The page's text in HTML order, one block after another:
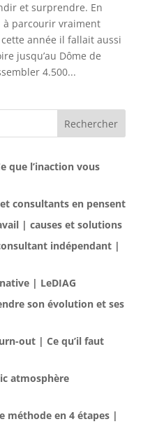
et surprendre. En
à parcourir vraiment
année il fallait aussi
jusqu’au Dôme de
4.500...
Rechercher
que l’inaction vous
consultants en pensent
| causes et solutions
indépendant |
| LeDIAG
son évolution et ses
out | Ce qu’il faut
atmosphère
méthode en 4 étapes |